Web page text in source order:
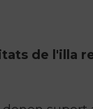
de l'illa